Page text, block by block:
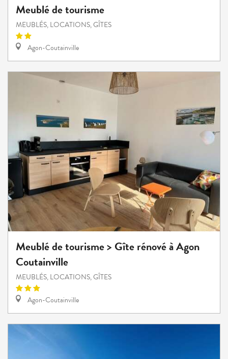
Meublé de tourisme
MEUBLÉS, LOCATIONS, GÎTES
Agon-Coutainville
Meublé de tourisme > Gîte rénové à Agon
Coutainville
MEUBLÉS, LOCATIONS, GÎTES
Agon-Coutainville